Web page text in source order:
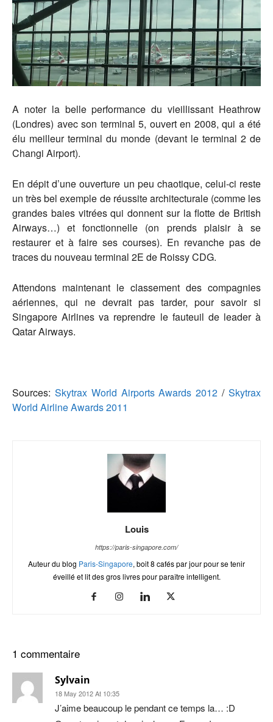
A noter la belle performance du vieillissant Heathrow
(Londres) avec son terminal 5, ouvert en 2008, qui a été
élu meilleur terminal du monde (devant le terminal 2 de
Changi Airport).
En dépit d’une ouverture un peu chaotique, celui-ci reste
un très bel exemple de réussite architecturale (comme les
grandes baies vitrées qui donnent sur la flotte de British
Airways…) et fonctionnelle (on prends plaisir à se
restaurer et à faire ses courses). En revanche pas de
traces du nouveau terminal 2E de Roissy CDG.
Attendons maintenant le classement des compagnies
aériennes, qui ne devrait pas tarder, pour savoir si
Singapore Airlines va reprendre le fauteuil de leader à
Qatar Airways.
Sources: Skytrax World Airports Awards 2012 /Skytrax
World Airline Awards 2011
Louis
https://paris-singapore.com/
Auteur du blog Paris-Singapore, boit 8 cafés par jour pour se tenir
éveillé et lit des gros livres pour paraître intelligent.
1 commentaire
Sylvain
18 May 2012 At 10:35
J’aime beaucoup le pendant ce temps la… :D